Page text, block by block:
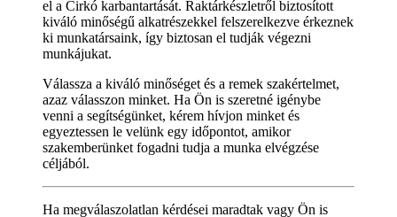
el a Cirkó karbantartását. Raktárkészletről biztosított
kiváló minőségű alkatrészekkel felszerelkezve érkeznek
ki munkatársaink, így biztosan el tudják végezni
munkájukat.
Válassza a kiváló minőséget és a remek szakértelmet,
azaz válasszon minket. Ha Ön is szeretné igénybe
venni a segítségünket, kérem hívjon minket és
egyeztessen le velünk egy időpontot, amikor
szakemberünket fogadni tudja a munka elvégzése
céljából.
Ha megválaszolatlan kérdései maradtak vagy Ön is